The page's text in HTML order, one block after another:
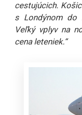
cestujúcich.
s Londýnom do
Veľký vplyv na
cena leteniek.“